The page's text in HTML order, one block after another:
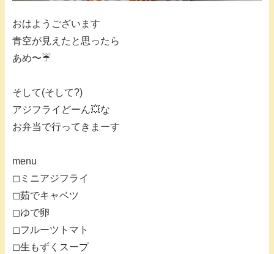
おはようございます
青空が見えたと思ったら
あめ〜☔️
そして(そして?)
アジフライどーん💥な
お弁当で行ってきまーす
menu
◻︎ミニアジフライ
◻︎茹でキャベツ
◻︎ゆで卵
◻︎フルーツトマト
◻︎生もずくスープ